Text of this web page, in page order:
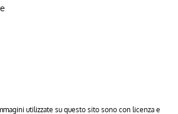
utilizzate su questo sito sono con licenza e